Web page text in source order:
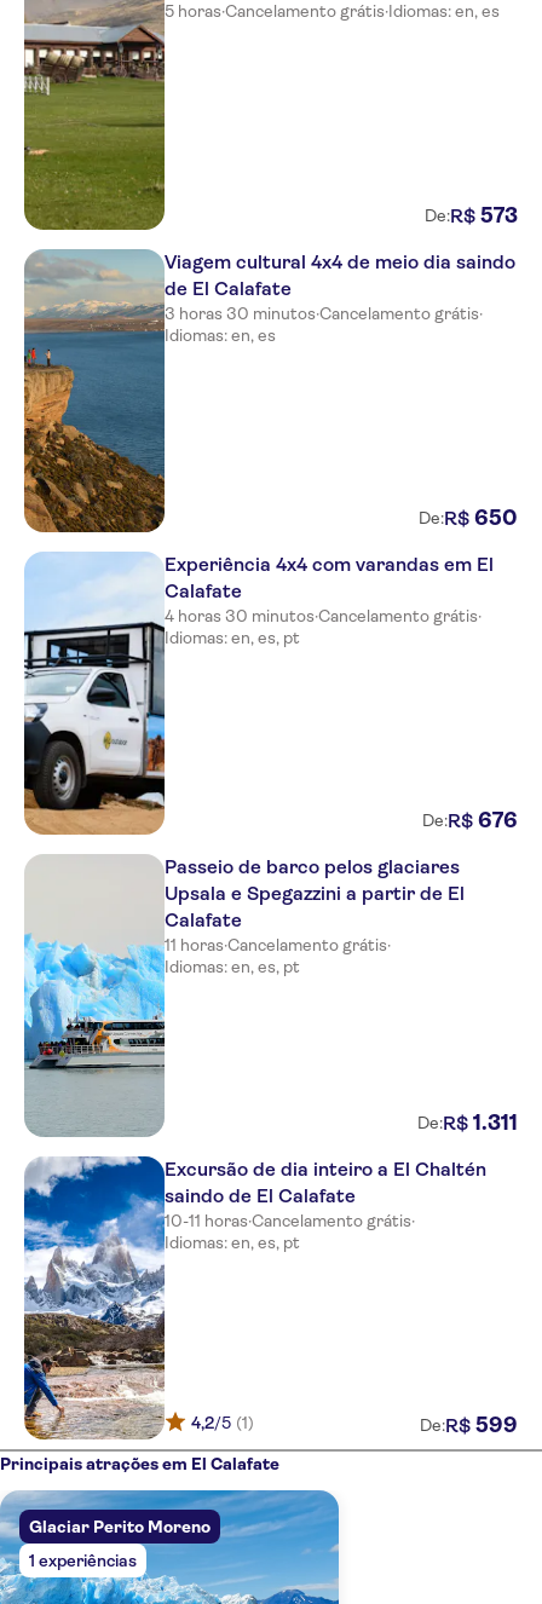
5 horas·Cancelamento grátis·Idiomas: en, es
De:R$ 573
Viagem cultural 4x4 de meio dia saindo
de El Calafate
3 horas 30 minutos·Cancelamento grátis·
Idiomas: en, es
De:R$ 650
Experiência 4x4 com varandas em El
Calafate
4 horas 30 minutos·Cancelamento grátis·
Idiomas: en, es, pt
De:R$ 676
Passeio de barco pelos glaciares
Upsala e Spegazzini a partir de El
Calafate
11 horas·Cancelamento grátis·
Idiomas: en, es, pt
De:R$ 1 .311
Excursão de dia inteiro a El Chaltén
saindo de El Calafate
10-11 horas·Cancelamento grátis·
Idiomas: en, es, pt
4,2/5 (1) De:R$ 599
Principais atrações em El Calafate
Glaciar Perito Moreno
1 experiências